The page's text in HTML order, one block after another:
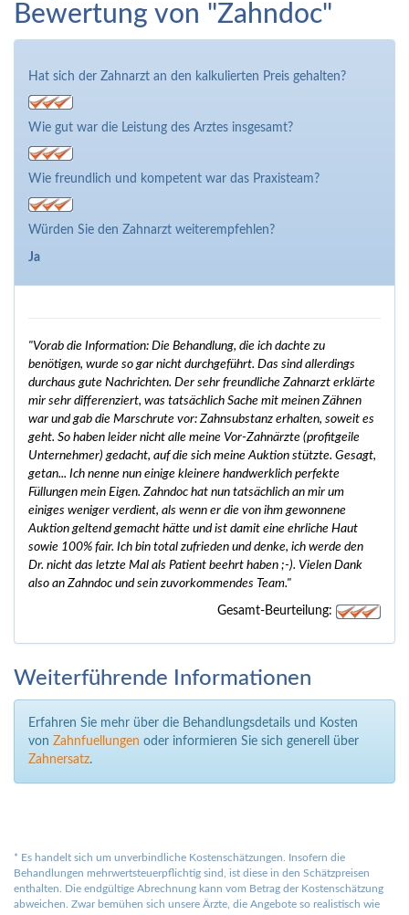
Bewertung von "Zahndoc"
Hat sich der Zahnarzt an den kalkulierten Preis gehalten?
Wie gut war die Leistung des Arztes insgesamt?
Wie freundlich und kompetent war das Praxisteam?
Würden Sie den Zahnarzt weiterempfehlen?
Ja
"Vorab die Information: Die Behandlung, die ich dachte zu
benötigen, wurde so gar nicht durchgeführt. Das sind allerdings
durchaus gute Nachrichten. Der sehr freundliche Zahnarzt erklärte
mir sehr differenziert, was tatsächlich Sache mit meinen Zähnen
war und gab die Marschrute vor: Zahnsubstanz erhalten, soweit es
geht. So haben leider nicht alle meine Vor-Zahnärzte (profitgeile
Unternehmer) gedacht, auf die sich meine Auktion stützte. Gesagt,
getan... Ich nenne nun einige kleinere handwerklich perfekte
Füllungen mein Eigen. Zahndoc hat nun tatsächlich an mir um
einiges weniger verdient, als wenn er die von ihm gewonnene
Auktion geltend gemacht hätte und ist damit eine ehrliche Haut
sowie 100% fair. Ich bin total zufrieden und denke, ich werde den
Dr. nicht das letzte Mal als Patient beehrt haben ;-). Vielen Dank
also an Zahndoc und sein zuvorkommendes Team."
Gesamt-Beurteilung:
Weiterführende Informationen
Erfahren Sie mehr über die Behandlungsdetails und Kosten
von Zahnfuellungen oder informieren Sie sich generell über
Zahnersatz.
* Es handelt sich um unverbindliche Kostenschätzungen. Insofern die
Behandlungen mehrwertsteuerpflichtig sind, ist diese in den Schätzpreisen
enthalten. Die endgültige Abrechnung kann vom Betrag der Kostenschätzung
abweichen. Zwar bemühen sich unsere Ärzte, die Angebote so realistisch wie